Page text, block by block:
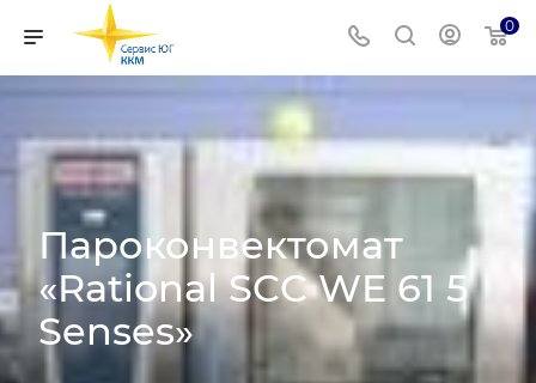
0
Пароконвектомат
«Rational SCC WE 61 5
Senses»